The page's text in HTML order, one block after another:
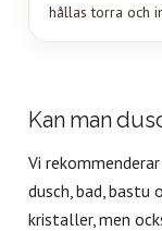
hållas torra och
Kan man
Vi
dusch, bad, bastu
kristaller, men